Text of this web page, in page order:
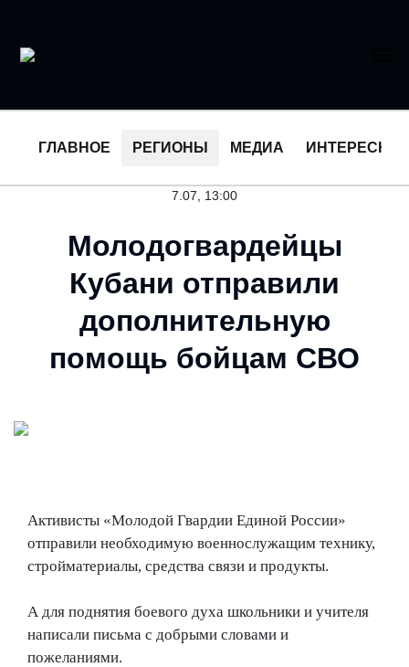
ГЛАВНОЕ РЕГИОНЫ МЕДИА ИНТЕРЕСНОЕ
7.07, 13:00
Молодогвардейцы
Кубани отправили
дополнительную
помощь бойцам СВО
Активисты «Молодой Гвардии Единой России»
отправили необходимую военнослужащим технику,
стройматериалы, средства связи и продукты.
А для поднятия боевого духа школьники и учителя
написали письма с добрыми словами и
пожеланиями.